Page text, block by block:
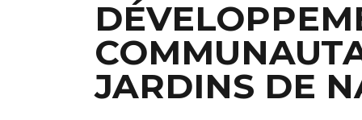
JARDINS DE